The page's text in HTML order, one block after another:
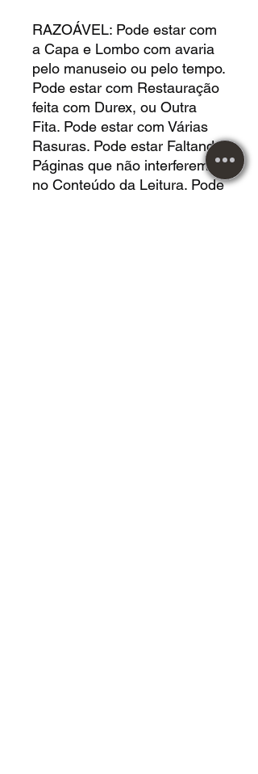
RAZOÁVEL: Pode estar com
a Capa e Lombo com avaria
pelo manuseio ou pelo tempo.
Pode estar com Restauração
feita com Durex, ou Outra
Fita. Pode estar com Várias
Rasuras. Pode estar Faltando
Páginas que não interferem
no Conteúdo da Leitura. Pode